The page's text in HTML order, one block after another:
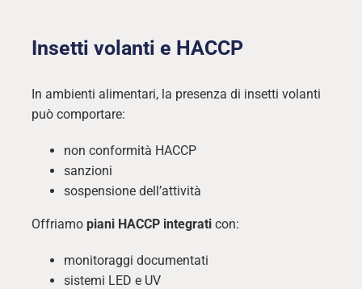
Insetti volanti e HACCP
In ambienti alimentari, la presenza di insetti volanti
può comportare:
non conformità HACCP
sanzioni
sospensione dell’attività
Offriamo piani HACCP integraticon:
monitoraggi documentati
sistemi LED e UV